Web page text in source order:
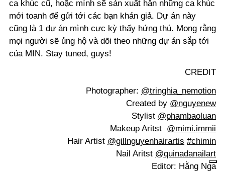
ca khúc cũ, hoặc mình sẽ sản xuất hẳn những ca khúc
mới toanh để gửi tới các bạn khán giả. Dự án này
cũng là 1 dự án mình cực kỳ thấy hứng thú. Mong rằng
mọi người sẽ ủng hộ và dõi theo những dự án sắp tới
của MIN. Stay tuned, guys!
CREDIT
Photographer: @tringhia_nemotion
Created by @nguyenew
Stylist @phambaoluan
Makeup Aritst @mimi.immii
Hair Artist @gillnguyenhairartis #chimin
Nail Aritst @quinadanailart
Editor: Hằng Nga